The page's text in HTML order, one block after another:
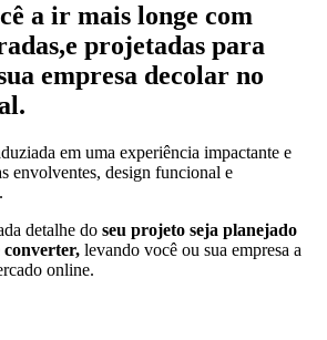
a ir mais longe com
projetadas para
empresa decolar no
em uma experiência impactante e
envolventes, design funcional e
detalhe do seu projeto seja planejado
levando você ou sua empresa a
online.